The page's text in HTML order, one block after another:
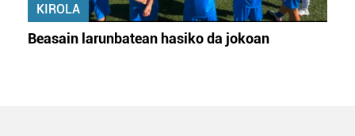
KIROLA
Beasain larunbatean hasiko da jokoan